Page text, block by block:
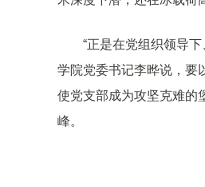
“正是在党组织领导
学院党委书记李晔说，要
使党支部成为攻坚克难的
峰。